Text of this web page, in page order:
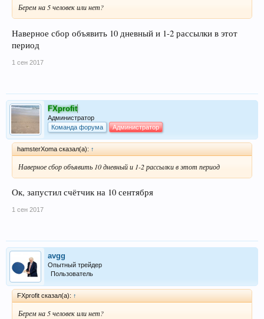
Берем на 5 человек или нет?
Наверное сбор объявить 10 дневный и 1-2 рассылки в этот
период
1 сен 2017
FXprofit
Администратор
Команда форума
Администратор
hamsterXoma сказал(а): ↑
Наверное сбор объявить 10 дневный и 1-2 рассылки в этот период
Ок, запустил счётчик на 10 сентября
1 сен 2017
avgg
Опытный трейдер
Пользователь
FXprofit сказал(а): ↑
Берем на 5 человек или нет?